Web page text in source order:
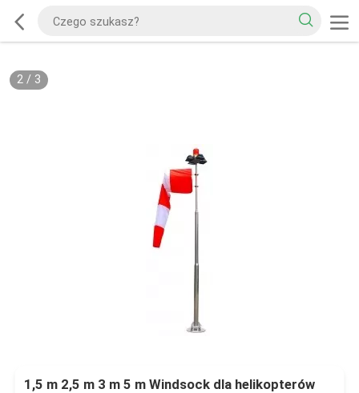
2/ 3
1,5 m 2,5 m 3 m 5 m Windsock dla helikopterów